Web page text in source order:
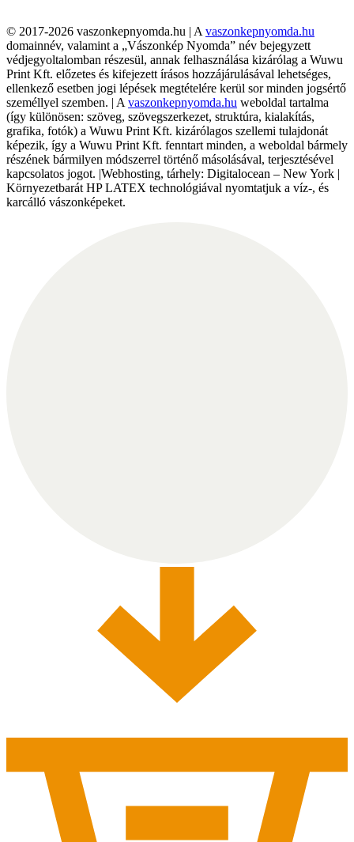
© 2017-2026 vaszonkepnyomda.hu | A vaszonkepnyomda.hu
domainnév, valamint a „Vászonkép Nyomda” név bejegyzett
védjegyoltalomban részesül, annak felhasználása kizárólag a Wuwu
Print Kft. előzetes és kifejezett írásos hozzájárulásával lehetséges,
ellenkező esetben jogi lépések megtételére kerül sor minden jogsértő
személlyel szemben. | A vaszonkepnyomda.hu weboldal tartalma
(így különösen: szöveg, szövegszerkezet, struktúra, kialakítás,
grafika, fotók) a Wuwu Print Kft. kizárólagos szellemi tulajdonát
képezik, így a Wuwu Print Kft. fenntart minden, a weboldal bármely
részének bármilyen módszerrel történő másolásával, terjesztésével
kapcsolatos jogot. |Webhosting, tárhely: Digitalocean – New York |
Környezetbarát HP LATEX technológiával nyomtatjuk a víz-, és
karcálló vászonképeket.